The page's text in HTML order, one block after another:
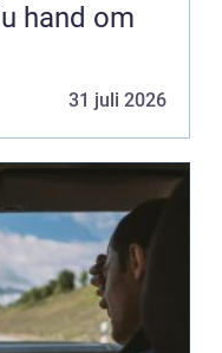
31 juli 2026